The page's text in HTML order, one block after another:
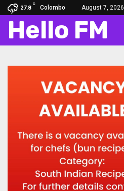
27.8
C
Colombo August 7, 2026
Hello FM